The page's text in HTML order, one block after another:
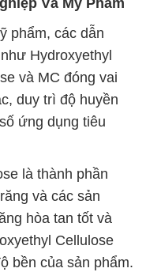
Và Mỹ Phẩm
phẩm, các dẫn
Hydroxyethyl
và MC đóng vai
duy trì độ huyền
ứng dụng tiêu
là thành phần
và các sản
hòa tan tốt và
Cellulose
bền của sản phẩm.